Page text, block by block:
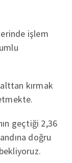
işlem
kırmak
geçtiği 2,36
doğru